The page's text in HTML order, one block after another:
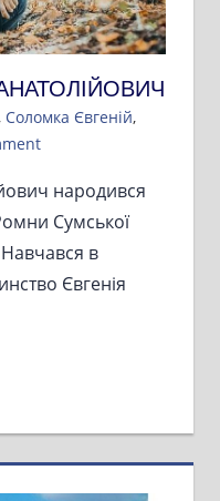
Соломка Євгеній,
народився
Сумської
Навчався в
Євгенія